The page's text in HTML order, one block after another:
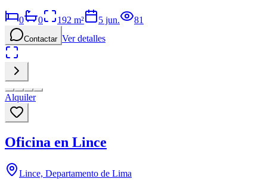
0 0 192 m² 5 jun. 81
Contactar Ver detalles
Alquiler
Oficina en Lince
Lince, Departamento de Lima